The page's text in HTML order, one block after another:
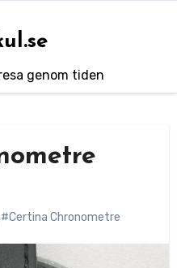
genom tiden
#Certina Chronometre